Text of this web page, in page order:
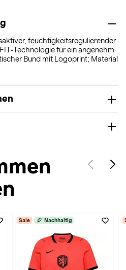
feuchtigkeitsregulierender
Technologie für ein angenehm
Bund mit Logoprint; Material
Sale Nachhaltig